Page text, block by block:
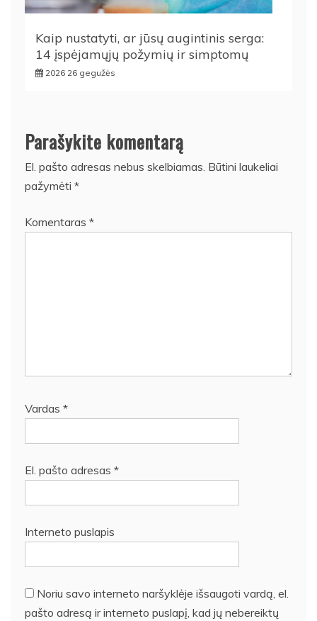
Kaip nustatyti, ar jūsų augintinis serga:
14 įspėjamųjų požymių ir simptomų
2026 26 gegužės
Parašykite komentarą
El. pašto adresas nebus skelbiamas. Būtini laukeliai
pažymėti *
Komentaras *
Vardas *
El. pašto adresas *
Interneto puslapis
Noriu savo interneto naršyklėje išsaugoti vardą, el.
pašto adresą ir interneto puslapį, kad jų nebereiktų